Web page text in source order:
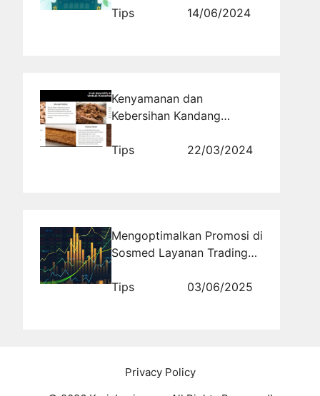
Perubahan Hidup di Era
Tips 14/06/2024
Kenyamanan dan
Kebersihan Kandang
Tips
22/03/2024
Mengoptimalkan Promosi di
Sosmed Layanan Trading
Rajakomen.com
Tips 03/06/2025
Privacy Policy